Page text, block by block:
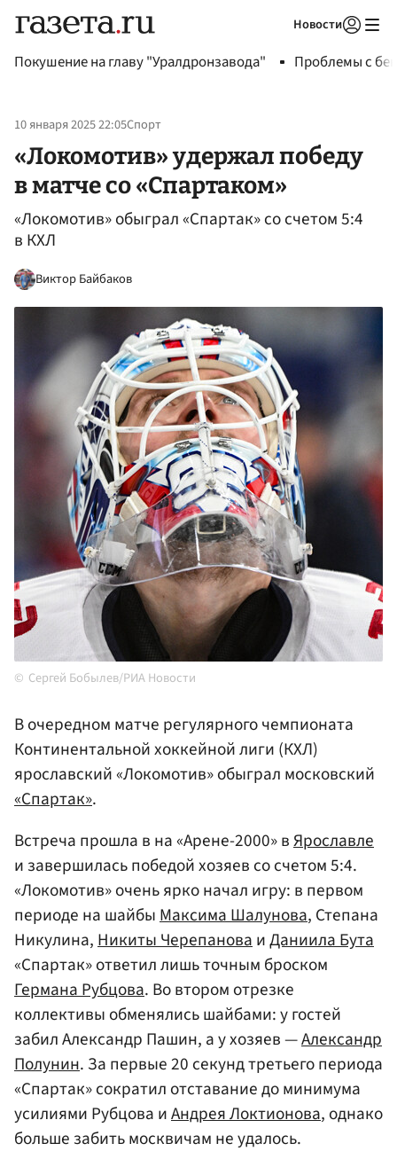
Новости
Покушение на главу "Уралдронзавода" Проблемы с
10 января 2025 22:05Спорт
«Локомотив» удержал победу
в матче со «Спартаком»
«Локомотив» обыграл «Спартак» со счетом 5:4
в КХЛ
Виктор Байбаков
Сергей Бобылев/РИА Новости
В очередном матче регулярного чемпионата
Континентальной хоккейной лиги (КХЛ)
ярославский «Локомотив» обыграл московский
«Спартак».
Встреча прошла в на «Арене-2000» вЯрославле
и завершилась победой хозяев со счетом 5:4.
«Локомотив» очень ярко начал игру: в первом
периоде на шайбыМаксима Шалунова, Степана
Никулина,Никиты ЧерепановаиДаниила Бута
«Спартак» ответил лишь точным броском
Германа Рубцова. Во втором отрезке
коллективы обменялись шайбами: у гостей
забил Александр Пашин, а у хозяев —Александр
Полунин. За первые 20 секунд третьего периода
«Спартак» сократил отставание до минимума
усилиями Рубцова иАндрея Локтионова, однако
больше забить москвичам не удалось.